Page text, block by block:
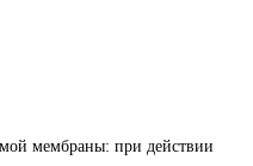
мембраны: при действии